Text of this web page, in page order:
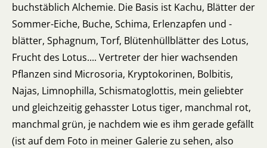
buchstäblich Alchemie. Die Basis ist Kachu, Blätter der
Sommer-Eiche, Buche, Schima, Erlenzapfen und -
blätter, Sphagnum, Torf, Blütenhüllblätter des Lotus,
Frucht des Lotus.... Vertreter der hier wachsenden
Pflanzen sind Microsoria, Kryptokorinen, Bolbitis,
Najas, Limnophilla, Schismatoglottis, mein geliebter
und gleichzeitig gehasster Lotus tiger, manchmal rot,
manchmal grün, je nachdem wie es ihm gerade gefällt
(ist auf dem Foto in meiner Galerie zu sehen, also